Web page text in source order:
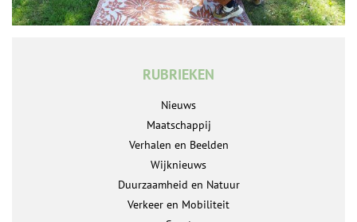
RUBRIEKEN
Nieuws
Maatschappij
Verhalen en Beelden
Wijknieuws
Duurzaamheid en Natuur
Verkeer en Mobiliteit